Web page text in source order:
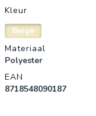
Kleur
Beige
Materiaal
Polyester
EAN
8718548090187